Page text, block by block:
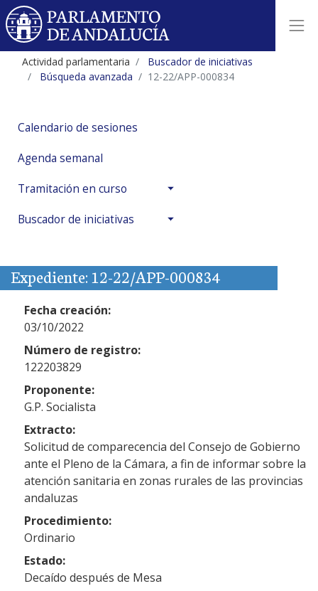
Actividad parlamentaria
Buscador de iniciativas
Búsqueda avanzada
12-22/APP-000834
Calendario de sesiones
Agenda semanal
Tramitación en curso
Buscador de iniciativas
Expediente: 12-22/APP-000834
Fecha creación:
03/10/2022
Número de registro:
122203829
Proponente:
G.P. Socialista
Extracto:
Solicitud de comparecencia del Consejo de Gobierno
ante el Pleno de la Cámara, a fin de informar sobre la
atención sanitaria en zonas rurales de las provincias
andaluzas
Procedimiento:
Ordinario
Estado:
Decaído después de Mesa